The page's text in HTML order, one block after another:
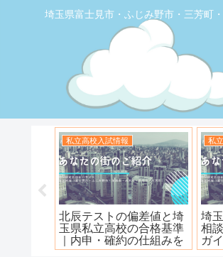
埼玉県富士見市・ふじみ野市・三芳町
お店の覆面取材
【トナリエふじみ野】ワ
ンダーステーキ🥩😋
お
【